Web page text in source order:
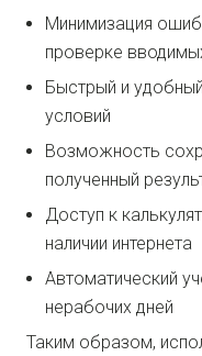
Минимизация
проверке
Быстрый и
условий
Возможность
полученный
Доступ к
наличии интернета
Автоматический
нерабочих дней
Таким образом,